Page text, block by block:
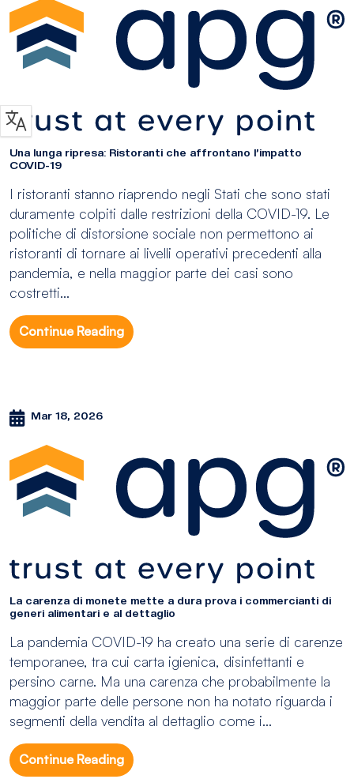
Una lunga ripresa: Ristoranti che affrontano l’impatto
COVID-19
I ristoranti stanno riaprendo negli Stati che sono stati
duramente colpiti dalle restrizioni della COVID-19. Le
politiche di distorsione sociale non permettono ai
ristoranti di tornare ai livelli operativi precedenti alla
pandemia, e nella maggior parte dei casi sono
costretti...
Continue Reading
Mar 18, 2026
La carenza di monete mette a dura prova i commercianti di
generi alimentari e al dettaglio
La pandemia COVID-19 ha creato una serie di carenze
temporanee, tra cui carta igienica, disinfettanti e
persino carne. Ma una carenza che probabilmente la
maggior parte delle persone non ha notato riguarda i
segmenti della vendita al dettaglio come i...
Continue Reading